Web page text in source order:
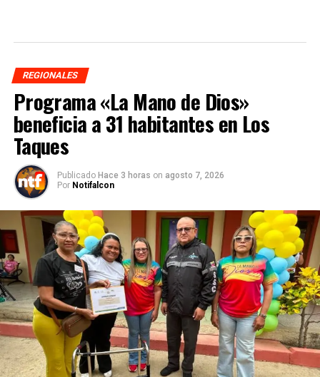
REGIONALES
Programa «La Mano de Dios»
beneficia a 31 habitantes en Los
Taques
Publicado Hace 3 horas on agosto 7, 2026
Por Notifalcon